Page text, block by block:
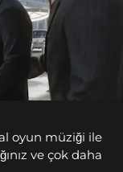
oyun müziği ile
ve çok daha